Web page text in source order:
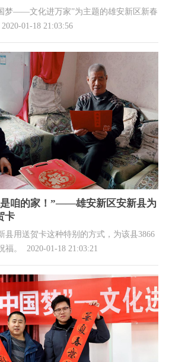
梦——文化进万家”为主题的雄安新区新春
2020-01-18 21:03:56
咱的家！”——雄安新区安新县为
卡
县用送贺卡这种特别的方式，为该县3866
福。
2020-01-18 21:03:21